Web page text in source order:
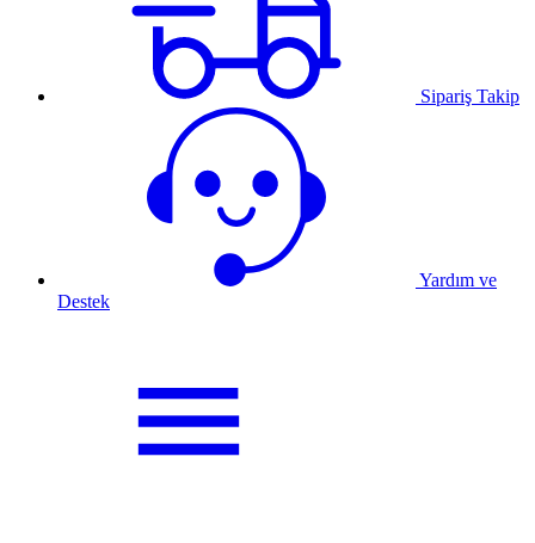
Sipariş Takip
Yardım ve
Destek